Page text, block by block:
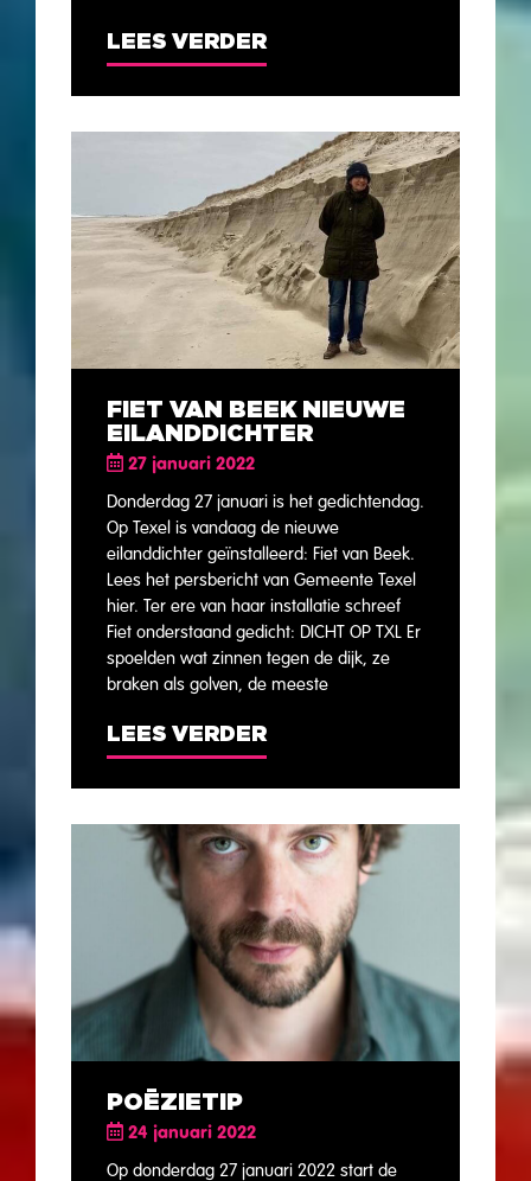
LEES VERDER
FIET VAN BEEK NIEUWE
EILANDDICHTER
27 januari 2022
Donderdag 27 januari is het gedichtendag.
Op Texel is vandaag de nieuwe
eilanddichter geïnstalleerd: Fiet van Beek.
Lees het persbericht van Gemeente Texel
hier. Ter ere van haar installatie schreef
Fiet onderstaand gedicht: DICHT OP TXL Er
spoelden wat zinnen tegen de dijk, ze
braken als golven, de meeste
LEES VERDER
POËZIETIP
24 januari 2022
Op donderdag 27 januari 2022 start de